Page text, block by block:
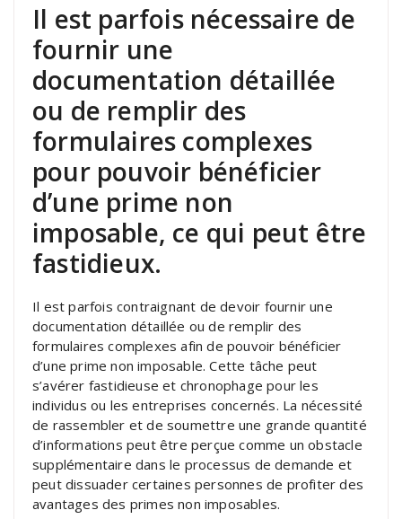
Il est parfois nécessaire de
fournir une
documentation détaillée
ou de remplir des
formulaires complexes
pour pouvoir bénéficier
d’une prime non
imposable, ce qui peut être
fastidieux.
Il est parfois contraignant de devoir fournir une
documentation détaillée ou de remplir des
formulaires complexes afin de pouvoir bénéficier
d’une prime non imposable. Cette tâche peut
s’avérer fastidieuse et chronophage pour les
individus ou les entreprises concernés. La nécessité
de rassembler et de soumettre une grande quantité
d’informations peut être perçue comme un obstacle
supplémentaire dans le processus de demande et
peut dissuader certaines personnes de profiter des
avantages des primes non imposables.